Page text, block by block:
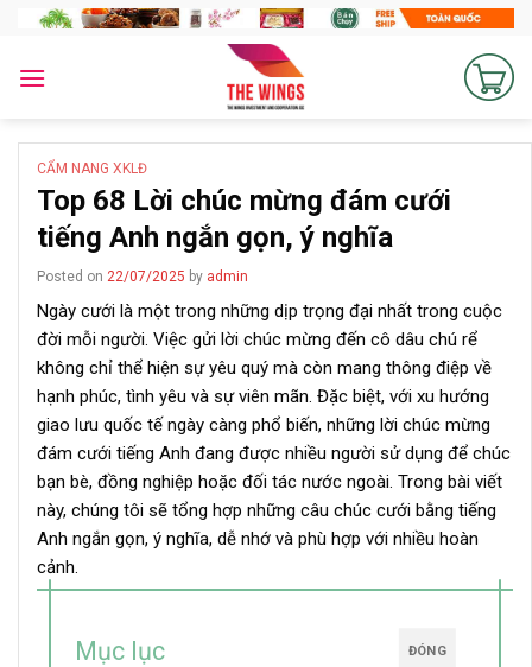
content
CẨM NANG XKLĐ
Top 68 Lời chúc mừng đám cưới
tiếng Anh ngắn gọn, ý nghĩa
Posted on 22/07/2025 by admin
Ngày cưới là một trong những dịp trọng đại nhất trong cuộc
đời mỗi người. Việc gửi lời chúc mừng đến cô dâu chú rể
không chỉ thể hiện sự yêu quý mà còn mang thông điệp về
hạnh phúc, tình yêu và sự viên mãn. Đặc biệt, với xu hướng
giao lưu quốc tế ngày càng phổ biến, những lời chúc mừng
đám cưới tiếng Anh đang được nhiều người sử dụng để chúc
bạn bè, đồng nghiệp hoặc đối tác nước ngoài. Trong bài viết
này, chúng tôi sẽ tổng hợp những câu chúc cưới bằng tiếng
Anh ngắn gọn, ý nghĩa, dễ nhớ và phù hợp với nhiều hoàn
cảnh.
ĐÓNG
Mục lục